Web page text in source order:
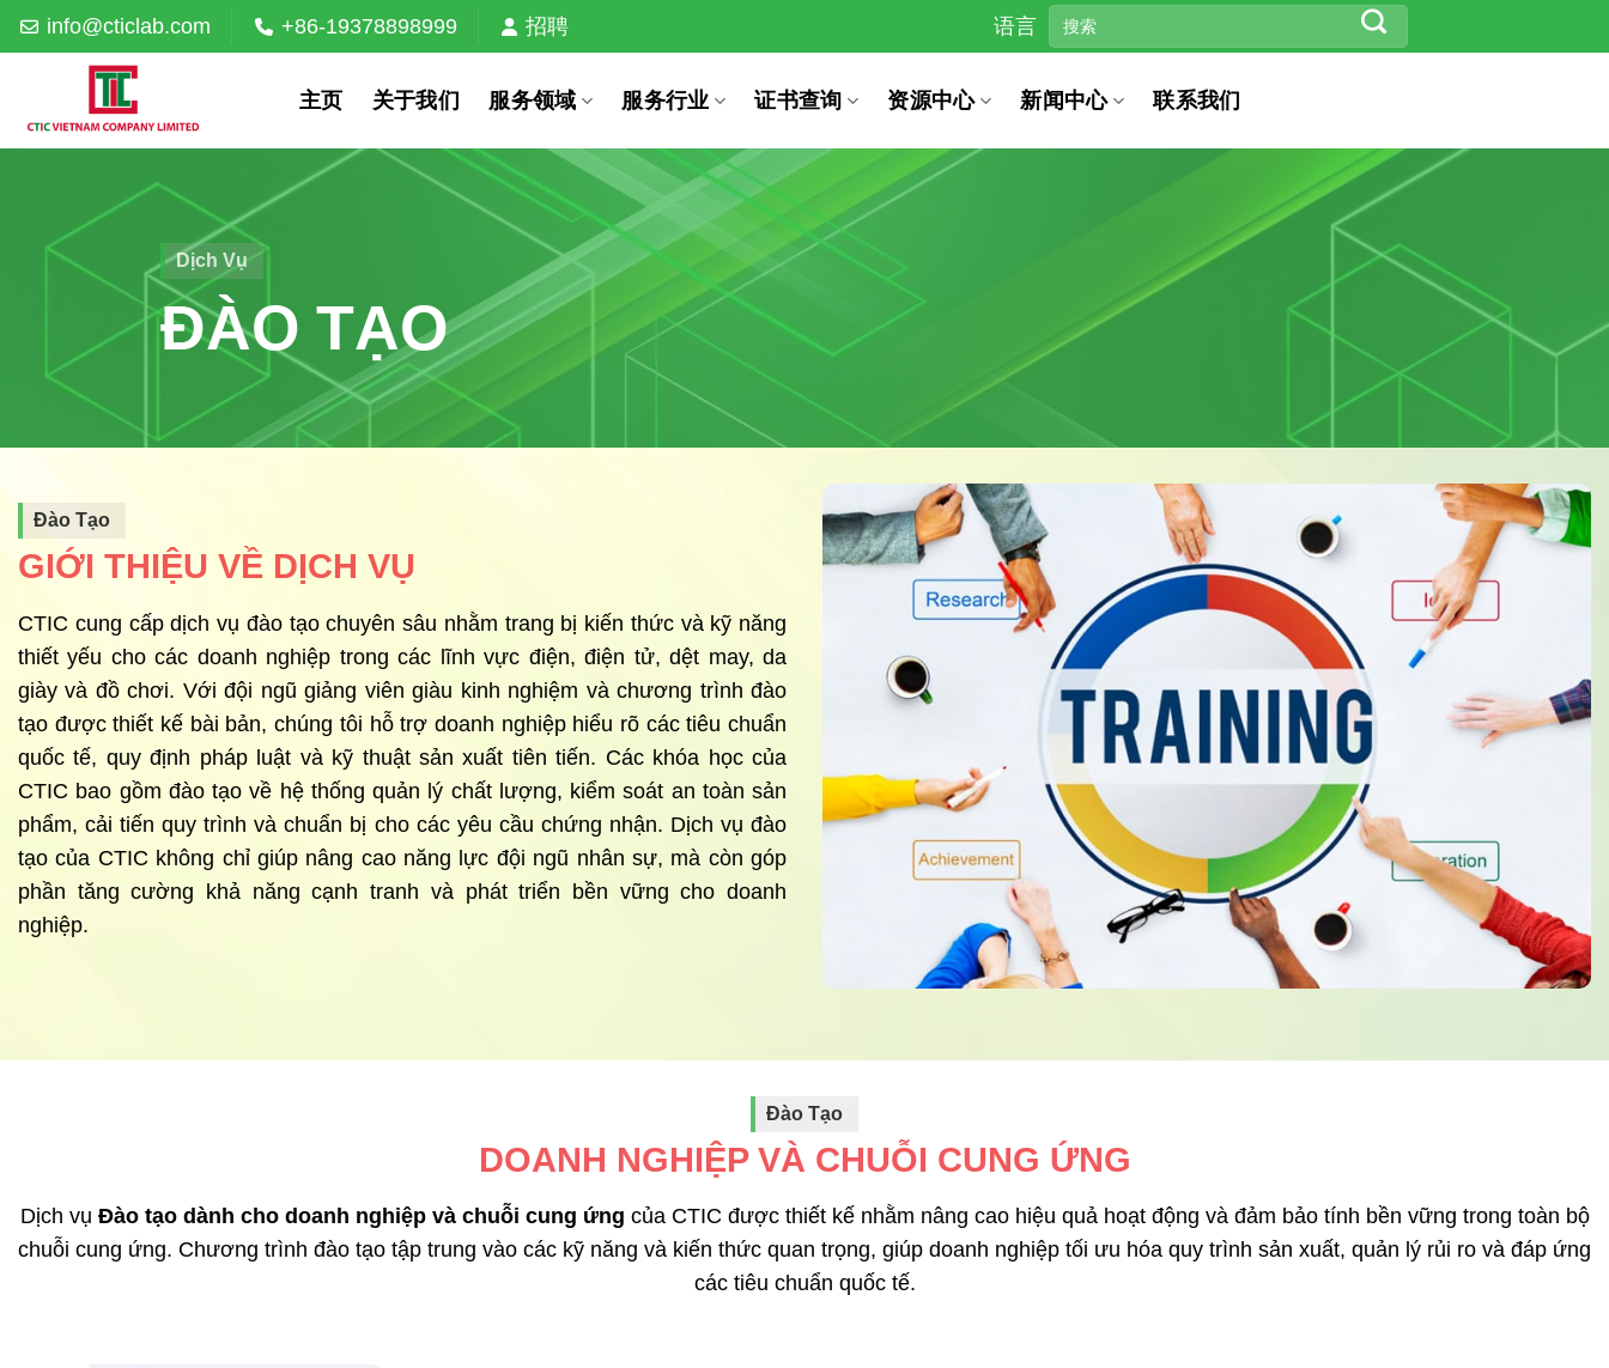
Skip
to
info@cticlab.com +86-19378898999 招聘 语言
主页 关于我们 服务领域 服务行业 证书查询 资源中心 新闻中心 联系我们
Dịch Vụ
ĐÀO TẠO
Đào Tạo
GIỚI THIỆU VỀ DỊCH VỤ
CTIC cung cấp dịch vụ đào tạo chuyên sâu nhằm trang bị kiến thức và kỹ năng
thiết yếu cho các doanh nghiệp trong các lĩnh vực điện, điện tử, dệt may, da
giày và đồ chơi. Với đội ngũ giảng viên giàu kinh nghiệm và chương trình đào
tạo được thiết kế bài bản, chúng tôi hỗ trợ doanh nghiệp hiểu rõ các tiêu chuẩn
quốc tế, quy định pháp luật và kỹ thuật sản xuất tiên tiến. Các khóa học của
CTIC bao gồm đào tạo về hệ thống quản lý chất lượng, kiểm soát an toàn sản
phẩm, cải tiến quy trình và chuẩn bị cho các yêu cầu chứng nhận. Dịch vụ đào
tạo của CTIC không chỉ giúp nâng cao năng lực đội ngũ nhân sự, mà còn góp
phần tăng cường khả năng cạnh tranh và phát triển bền vững cho doanh
nghiệp.
Đào Tạo
DOANH NGHIỆP VÀ CHUỖI CUNG ỨNG
Dịch vụ Đào tạo dành cho doanh nghiệp và chuỗi cung ứng của CTIC được thiết kế nhằm nâng cao hiệu quả hoạt động và đảm bảo tính bền vững trong toàn bộ
chuỗi cung ứng. Chương trình đào tạo tập trung vào các kỹ năng và kiến thức quan trọng, giúp doanh nghiệp tối ưu hóa quy trình sản xuất, quản lý rủi ro và đáp ứng
các tiêu chuẩn quốc tế.